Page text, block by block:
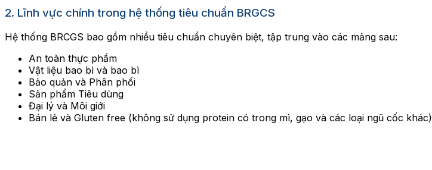
2. Lĩnh vực chính trong hệ thống tiêu chuẩn BRGCS
Hệ thống BRCGS bao gồm nhiều tiêu chuẩn chuyên biệt, tập trung vào các mảng sau:
An toàn thực phẩm
Vật liệu bao bì và bao bì
Bảo quản và Phân phối
Sản phẩm Tiêu dùng
Đại lý và Môi giới
Bán lẻ và Gluten free (không sử dụng protein có trong mì, gạo và các loại ngũ cốc khác)